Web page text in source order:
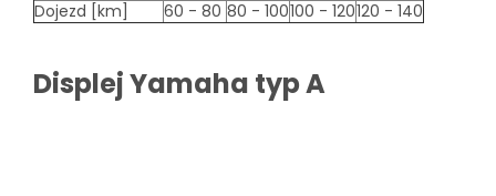
Dojezd [km] 60 - 80 80 - 100100 - 120120 - 140
Displej Yamaha typ A